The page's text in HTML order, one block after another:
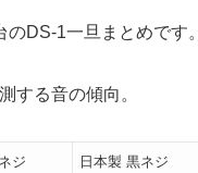
のDS-1一旦まとめです。
する音の傾向。
ジ 日本製 黒ネジ